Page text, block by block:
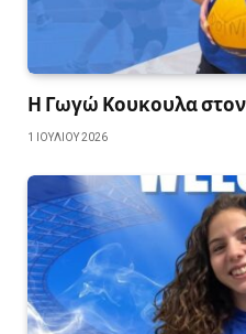
Η Γωγώ Κουκουλα στον
1 ΙΟΥΛΊΟΥ 2026